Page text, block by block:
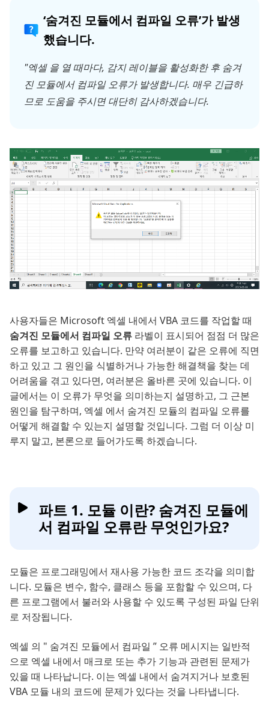
‘숨겨진 모듈에서 컴파일 오류’가 발생
했습니다.
"엑셀 을 열 때마다, 감지 레이블을 활성화한 후 숨겨
진 모듈에서 컴파일 오류가 발생합니다. 매우 긴급하
므로 도움을 주시면 대단히 감사하겠습니다.
사용자들은 Microsoft 엑셀 내에서 VBA 코드를 작업할 때
숨겨진 모듈에서 컴파일 오류 라벨이 표시되어 점점 더 많은
오류를 보고하고 있습니다. 만약 여러분이 같은 오류에 직면
하고 있고 그 원인을 식별하거나 가능한 해결책을 찾는 데
어려움을 겪고 있다면, 여러분은 올바른 곳에 있습니다. 이
글에서는 이 오류가 무엇을 의미하는지 설명하고, 그 근본
원인을 탐구하며, 엑셀 에서 숨겨진 모듈의 컴파일 오류를
어떻게 해결할 수 있는지 설명할 것입니다. 그럼 더 이상 미
루지 말고, 본론으로 들어가도록 하겠습니다.
파트 1. 모듈 이란? 숨겨진 모듈에
서 컴파일 오류란 무엇인가요?
모듈은 프로그래밍에서 재사용 가능한 코드 조각을 의미합
니다. 모듈은 변수, 함수, 클래스 등을 포함할 수 있으며, 다
른 프로그램에서 불러와 사용할 수 있도록 구성된 파일 단위
로 저장됩니다.
엑셀 의 " 숨겨진 모듈에서 컴파일 ” 오류 메시지는 일반적
으로 엑셀 내에서 매크로 또는 추가 기능과 관련된 문제가
있을 때 나타납니다. 이는 엑셀 내에서 숨겨지거나 보호된
VBA 모듈 내의 코드에 문제가 있다는 것을 나타냅니다.